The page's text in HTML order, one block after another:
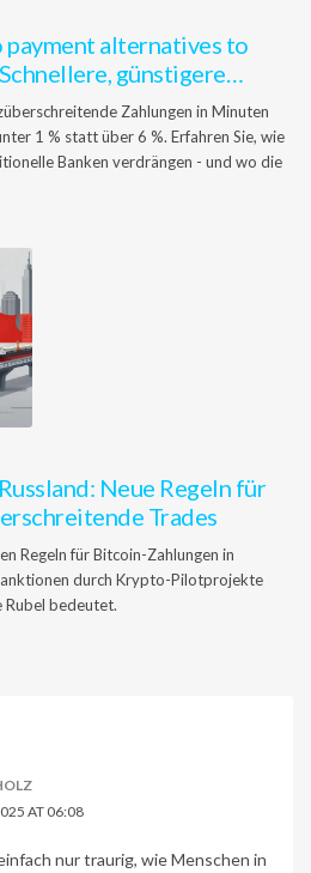
alternatives to
günstigere
Zahlungen in Minuten
1 % statt über 6 %. Erfahren Sie, wie
Banken verdrängen - und wo die
Neue Regeln für
Trades
Regeln für Bitcoin-Zahlungen in
durch Krypto-Pilotprojekte
Rubel bedeutet.
AT 06:08
nur traurig, wie Menschen in